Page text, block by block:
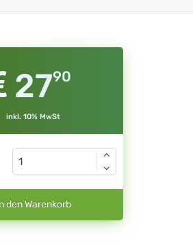
2790
inkl. 10% MwSt
den Warenkorb